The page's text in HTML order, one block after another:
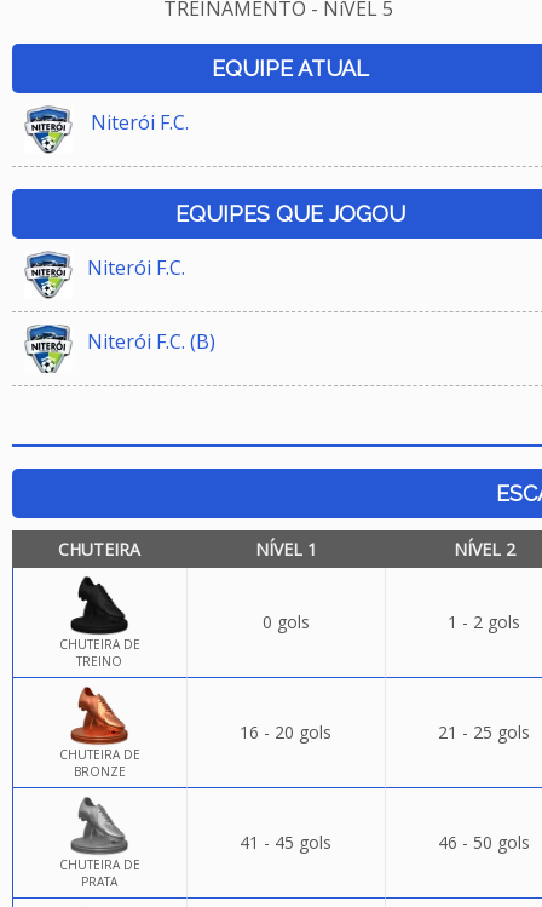
TREINAMENTO - NíVEL 5
EQUIPE ATUAL
Niterói F.C.
EQUIPES QUE JOGOU
Niterói F.C.
Niterói F.C. (B)
CHUTEIRA NÍVEL 1 NÍVEL 2
CHUTEIRA DE
TREINO
0 gols 1 - 2 gols
CHUTEIRA DE
BRONZE
16 - 20 gols 21 - 25 gols
CHUTEIRA DE
PRATA
41 - 45 gols 46 - 50 gols